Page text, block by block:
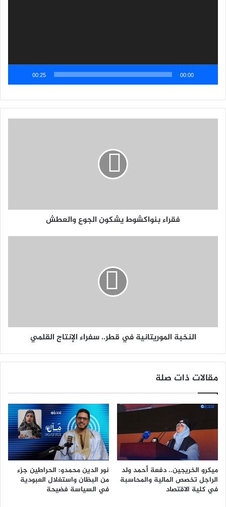
00:00
00:25
فقراء بنواكشوط يشكون الجوع والعطش
النخبة الموريتانية في قطر.. سفراء الإنتاج القلمي
مقالات ذات صلة
ميكرو الخريجين.. دفعة أحمد ولد
الراجل تخصص المالية والمحاسبة
في كلية الاقتصاد
نور الدين محمدو: الحراطين جزء
من البظان واستغلال العبودية
في السياسة فضيحة